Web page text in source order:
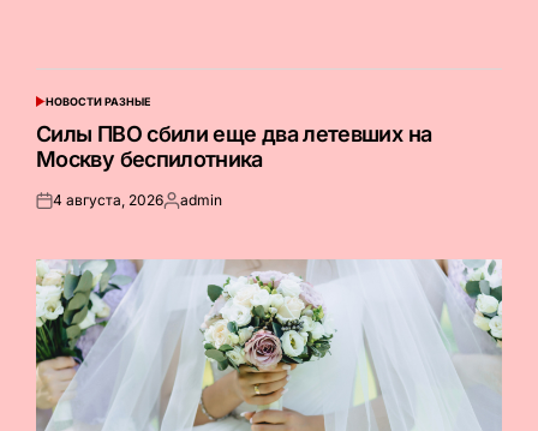
ОПУБЛИКОВАНО
НОВОСТИ РАЗНЫЕ
Силы ПВО сбили еще два летевших на
Москву беспилотника
Опубликовано
4 августа, 2026Запись
admin